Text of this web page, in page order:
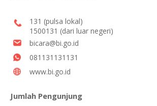
131 (pulsa lokal)
1500131 (dari luar negeri)
bicara@bi.go.id
081131131131
www.bi.go.id
Jumlah Pengunjung